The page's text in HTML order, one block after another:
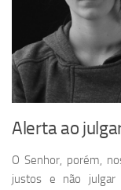
Alerta ao
O Senhor, porém,
justos e não julgar